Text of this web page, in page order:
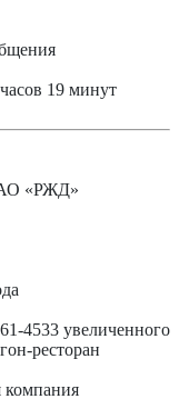
19 минут
«РЖД»
4533 увеличенного
ресторан
компания